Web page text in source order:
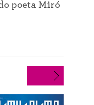
poeta Miró